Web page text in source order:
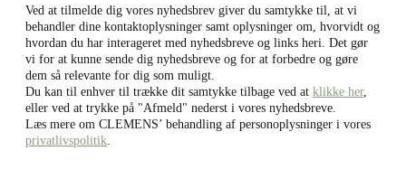
Ved at tilmelde dig vores nyhedsbrev giver du samtykke til, at vi
behandler dine kontaktoplysninger samt oplysninger om, hvorvidt og
hvordan du har interageret med nyhedsbreve og links heri. Det gør
vi for at kunne sende dig nyhedsbreve og for at forbedre og gøre
dem så relevante for dig som muligt.
Du kan til enhver til trække dit samtykke tilbage ved at klikke her,
eller ved at trykke på "Afmeld" nederst i vores nyhedsbreve.
Læs mere om CLEMENS’ behandling af personoplysninger i vores
privatlivspolitik